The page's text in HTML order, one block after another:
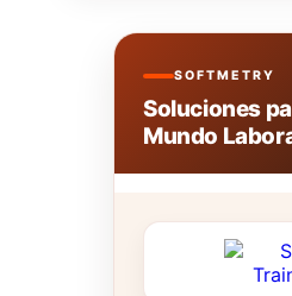
SOFTMETRY
Soluciones
Mundo